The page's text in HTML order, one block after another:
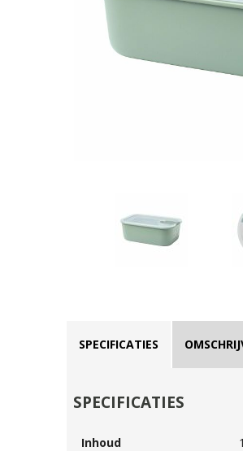
SPECIFICATIES
SPECIFICATIES
Inhoud